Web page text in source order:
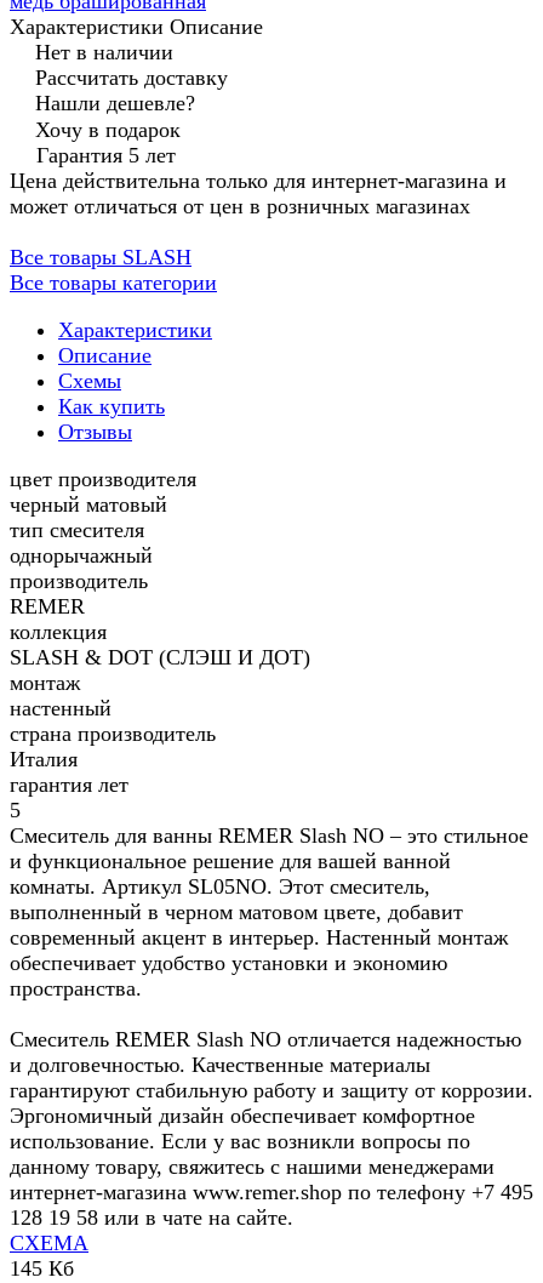
Характеристики Описание
Нет в наличии
Рассчитать доставку
Нашли дешевле?
Хочу в подарок
Гарантия 5 лет
Цена действительна только для интернет-магазина и
может отличаться от цен в розничных магазинах
Все товары SLASH
Все товары категории
Характеристики
Описание
Схемы
Как купить
Отзывы
цвет производителя
черный матовый
тип смесителя
однорычажный
производитель
REMER
коллекция
SLASH & DOT (СЛЭШ И ДОТ)
монтаж
настенный
страна производитель
Италия
гарантия лет
5
Смеситель для ванны REMER Slash NO – это стильное
и функциональное решение для вашей ванной
комнаты. Артикул SL05NO. Этот смеситель,
выполненный в черном матовом цвете, добавит
современный акцент в интерьер. Настенный монтаж
обеспечивает удобство установки и экономию
пространства.
Смеситель REMER Slash NO отличается надежностью
и долговечностью. Качественные материалы
гарантируют стабильную работу и защиту от коррозии.
Эргономичный дизайн обеспечивает комфортное
использование. Если у вас возникли вопросы по
данному товару, свяжитесь с нашими менеджерами
интернет-магазина www.remer.shop по телефону +7 495
128 19 58 или в чате на сайте.
СХЕМА
145 Кб